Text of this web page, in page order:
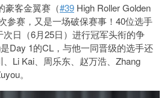
豪客金翼赛（#39 High Roller Golden
参赛，又是一场破保赛事！40位选手
日（6月25日）进行冠军头衔的争
Day 1的CL，与他一同晋级的选手还
Li Kai、周乐东、赵万浩、Zhang
。